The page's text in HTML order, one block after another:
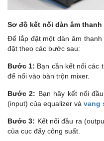
Sơ đồ kết nối dàn âm thanh
Để lắp đặt một dàn âm
đặt theo các bước sau:
Bước 1: Bạn cần kết nối các
để nối vào bàn trộn mixer.
Bước 2: Bạn hãy kết nối
(input) của equalizer và vang
Bước 3: Kết nối đầu ra
của cục đẩy công suất.